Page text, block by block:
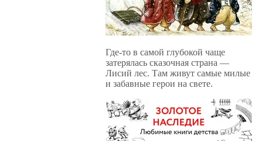
Где-то в самой глубокой чаще
затерялась сказочная страна —
Лисий лес. Там живут самые милые
и забавные герои на свете.